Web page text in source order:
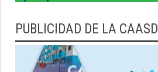
PUBLICIDAD DE LA CAASD